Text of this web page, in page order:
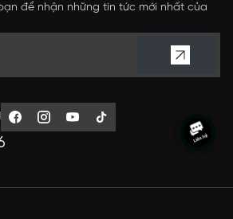
để nhận những tin tức mới nhất của